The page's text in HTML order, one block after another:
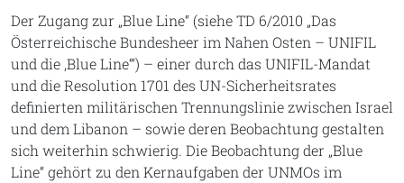
Der Zugang zur „Blue Line“ (siehe TD 6/2010 „Das
Österreichische Bundesheer im Nahen Osten – UNIFIL
und die ,Blue Line‘“) – einer durch das UNIFIL-Mandat
und die Resolution 1701 des UN-Sicherheitsrates
definierten militärischen Trennungslinie zwischen Israel
und dem Libanon – sowie deren Beobachtung gestalten
sich weiterhin schwierig. Die Beobachtung der „Blue
Line“ gehört zu den Kernaufgaben der UNMOs im